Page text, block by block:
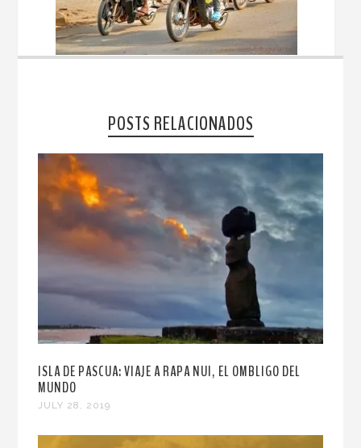
POSTS RELACIONADOS
ISLA DE PASCUA: VIAJE A RAPA NUI, EL OMBLIGO DEL
MUNDO
JULY 28, 2019